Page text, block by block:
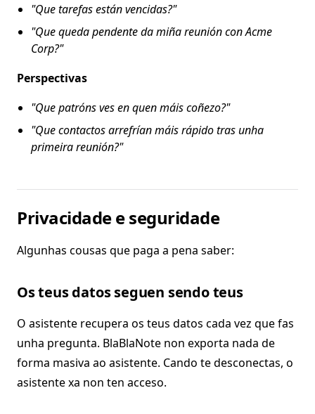
"Que tarefas están vencidas?"
"Que queda pendente da miña reunión con Acme
Corp?"
Perspectivas
"Que patróns ves en quen máis coñezo?"
"Que contactos arrefrían máis rápido tras unha
primeira reunión?"
Privacidade e seguridade
Algunhas cousas que paga a pena saber:
Os teus datos seguen sendo teus
O asistente recupera os teus datos cada vez que fas
unha pregunta. BlaBlaNote non exporta nada de
forma masiva ao asistente. Cando te desconectas, o
asistente xa non ten acceso.